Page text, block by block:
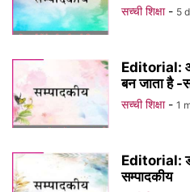
सच्ची शिक्षा - 5
Editorial:
बन जाता है -
सच्ची शिक्षा - 1
Editorial:
सम्पादकीय